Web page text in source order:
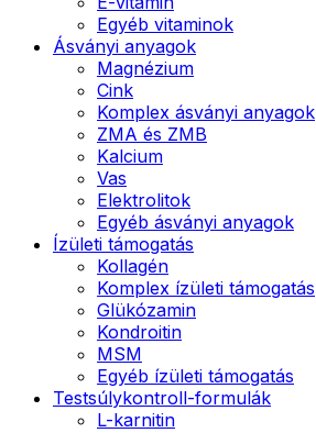
Egyéb vitaminok
Ásványi anyagok
Magnézium
Cink
Komplex ásványi anyagok
ZMA és ZMB
Kalcium
Vas
Elektrolitok
Egyéb ásványi anyagok
Ízületi támogatás
Kollagén
Komplex ízületi támogatás
Glükózamin
Kondroitin
MSM
Egyéb ízületi támogatás
Testsúlykontroll-formulák
L-karnitin